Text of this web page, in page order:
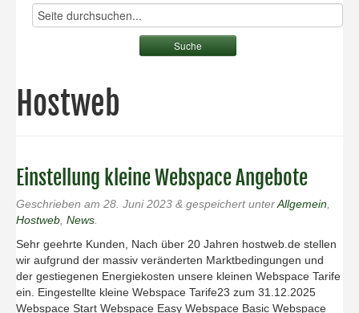
Hostweb
Einstellung kleine Webspace Angebote
Geschrieben am 28. Juni 2023 & gespeichert unterAllgemein
Hostweb News
Sehr geehrte Kunden, Nach über 20 Jahren hostweb.de stellen
wir aufgrund der massiv veränderten Marktbedingungen und
der gestiegenen Energiekosten unsere kleinen Webspace Tarife
ein. Eingestellte kleine Webspace Tarife23 zum 31.12.2025
Webspace Start Webspace Easy Webspace Basic Webspace